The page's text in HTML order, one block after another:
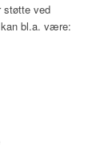
støtte ved
bl.a. være: